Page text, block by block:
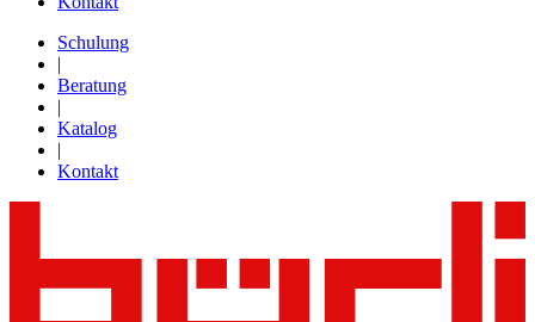
Schulung
|
Beratung
|
Katalog
|
Kontakt